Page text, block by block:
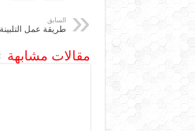
السابق
طريقة عمل التلبينة
مقالات مشابهة